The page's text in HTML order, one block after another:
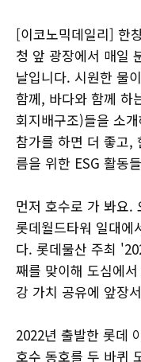
[이코노믹데일리] 한
청 앞 광장에서 매일
날입니다. 시원한 물
함께, 바다와 함께 하
회지배구조)들을 소
참가를 하면 더 좋고,
름을 위한 ESG 활동
먼저 호수로 가 봐요.
롯데월드타워 일대에
다. 롯데물산 주최
째를 맞이해 도심에
강 가치 공유에 앞장
2022년 출발한 롯데
호수 동호를 두 바퀴